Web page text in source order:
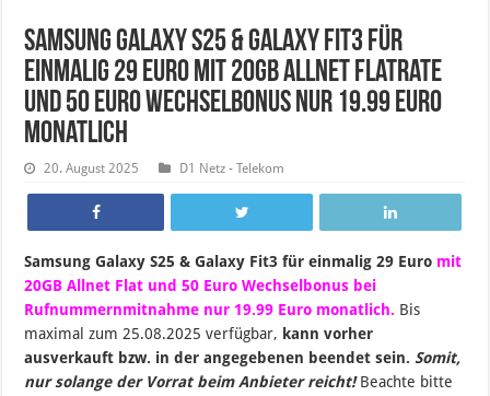
Samsung Galaxy S25 & Galaxy Fit3 für
einmalig 29 Euro mit 20GB Allnet Flatrate
und 50 Euro Wechselbonus nur 19.99 Euro
monatlich
20. August 2025 D1 Netz - Telekom
Samsung Galaxy S25 & Galaxy Fit3 für einmalig 29 Euro mit
20GB Allnet Flat und 50 Euro Wechselbonus bei
Rufnummernmitnahme nur 19.99 Euro monatlich. Bis
maximal zum 25.08.2025 verfügbar, kann vorher
ausverkauft bzw. in der angegebenen beendet sein. Somit,
nur solange der Vorrat beim Anbieter reicht!Beachte bitte